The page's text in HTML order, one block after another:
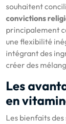
souhaitent
convictions
principalement
une flexibilité
intégrant des
créer des
Les
en
Les bienfaits